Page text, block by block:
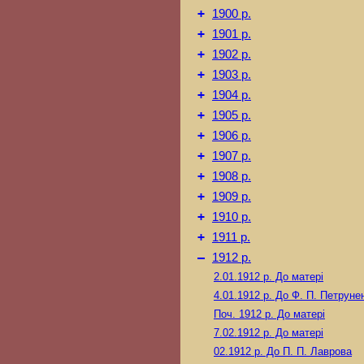
+ 1900 р.
+ 1901 р.
+ 1902 р.
+ 1903 р.
+ 1904 р.
+ 1905 р.
+ 1906 р.
+ 1907 р.
+ 1908 р.
+ 1909 р.
+ 1910 р.
+ 1911 р.
– 1912 р.
2.01.1912 р. До матері
4.01.1912 р. До Ф. П.
Поч. 1912 р. До матері
7.02.1912 р. До матері
02.1912 р. До П. П. Лаврова